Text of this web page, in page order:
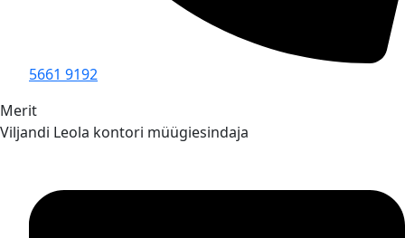
5661 9192
Merit
Viljandi Leola kontori müügiesindaja